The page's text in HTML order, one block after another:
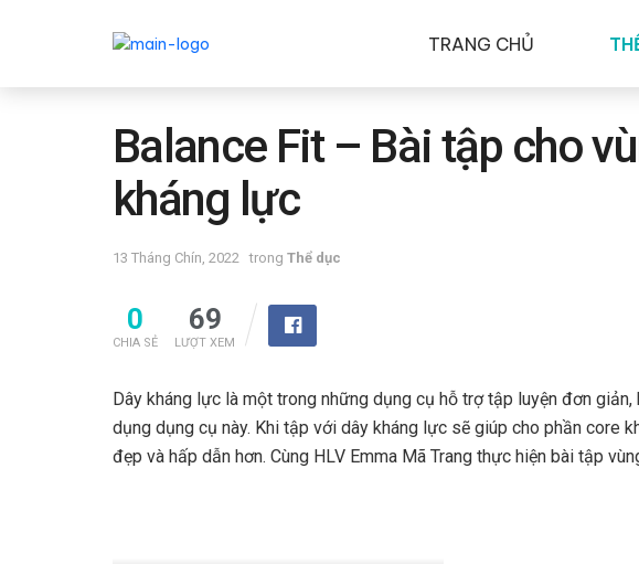
TRANG CHỦ
Balance Fit – Bài tập cho
kháng lực
13 Tháng Chín, 2022 trong Thể dục
0
CHIA SẺ
69
LƯỢT XEM
Dây kháng lực là một trong những dụng cụ hỗ trợ tập luyện đơn
dụng dụng cụ này. Khi tập với dây kháng lực sẽ giúp cho phần core
đẹp và hấp dẫn hơn. Cùng HLV Emma Mã Trang thực hiện bài tập